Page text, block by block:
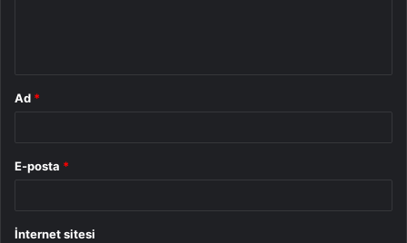
Ad *
E-posta *
İnternet sitesi